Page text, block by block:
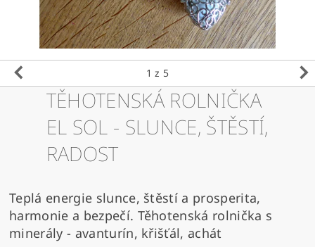
1 z 5
TĚHOTENSKÁ ROLNIČKA
EL SOL - SLUNCE, ŠTĚSTÍ,
RADOST
Teplá energie slunce, štěstí a prosperita,
harmonie a bezpečí. Těhotenská rolnička s
minerály - avanturín, křišťál, achát